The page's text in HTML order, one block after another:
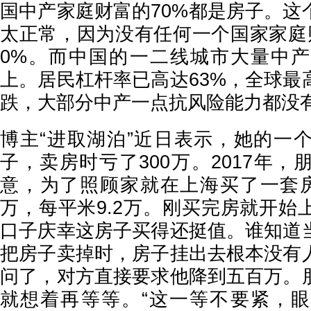
国中产家庭财富的70%都是房子。这
太正常，因为没有任何一个国家家
0%。而中国的一二线城市大量中
上。居民杠杆率已高达63%，全球最
跌，大部分中产一点抗风险能力都没
博主“进取湖泊”近日表示，她的一
子，卖房时亏了300万。2017年，
意，为了照顾家就在上海买了一套
万，每平米9.2万。刚买完房就开始
口子庆幸这房子买得还挺值。谁知道
把房子卖掉时，房子挂出去根本没有
问了，对方直接要求他降到五百万。
就想着再等等。“这一等不要紧，